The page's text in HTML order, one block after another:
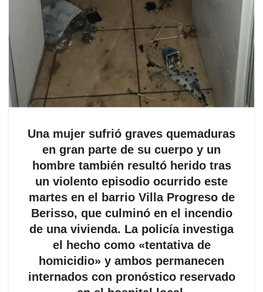
Una mujer sufrió graves quemaduras
en gran parte de su cuerpo y un
hombre también resultó herido tras
un violento episodio ocurrido este
martes en el barrio Villa Progreso de
Berisso, que culminó en el incendio
de una vivienda. La policía investiga
el hecho como «tentativa de
homicidio» y ambos permanecen
internados con pronóstico reservado